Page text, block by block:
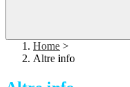
Home >
Altre info